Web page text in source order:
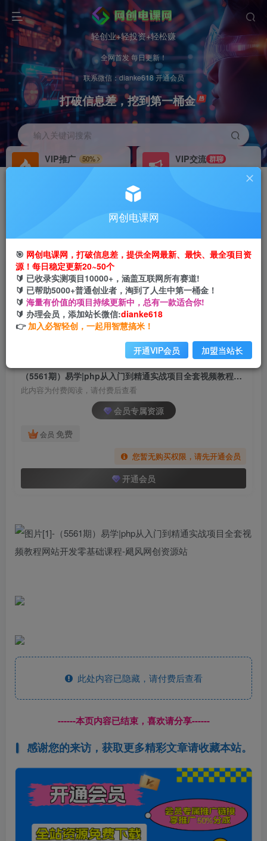
轻创业+轻投资+轻松赚
全网首发 每日更新！
联系微信：dianke618 开通会员
打破信息差，挖到第一桶金
输入关键词搜索
VIP推广
50%
VIP交流 群聊
研究探讨更多创业项目路子。
搭建同款网站，自己当老板
（5561期）易学|php从入门到精通实战项目全套
视频教程网站开发零基础课程
网创电课网
2年前发布
931 78
（5561期）易学|php从入门到精通实战项目全套视频教程网站开发零基础课程
此内容为付费阅读，请付费后查看
会员专属资源
会员 免费
您暂无购买权限，请先开通会员
开通会员
此处内容已隐藏，请付费后查看
------本页内容已结束，喜欢请分享------
感谢您的来访，获取更多精彩文章请收藏本站。
网创电课网
🎯 网创电课网，打破信息差，提供全网最新、最快、最全项目资
源！每日稳定更新20~50个
🔰 已收录实测项目10000+，涵盖互联网所有赛道!
🔰 已帮助5000+普通创业者，淘到了人生中第一桶金！
🔰 海量有价值的项目持续更新中，总有一款适合你!
🔰 办理会员，添加站长微信:dianke618
👉 加入必智轻创，一起用智慧搞米！
开通VIP会员 加盟当站长